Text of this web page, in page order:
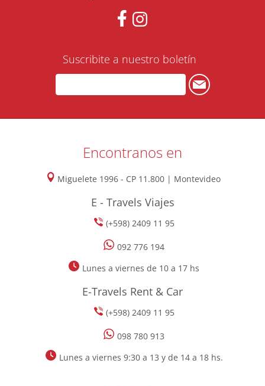
Suscribite a nuestro boletín
Encontranos en
Miguelete 1996 - CP 11.800 | Montevideo
E - Travels Viajes
(+598) 2409 11 95
092 776 194
Lunes a viernes de 10 a 17 hs
E-Travels Rent & Car
(+598) 2409 11 95
098 780 913
Lunes a viernes 9:30 a 13 y de 14 a 18 hs.